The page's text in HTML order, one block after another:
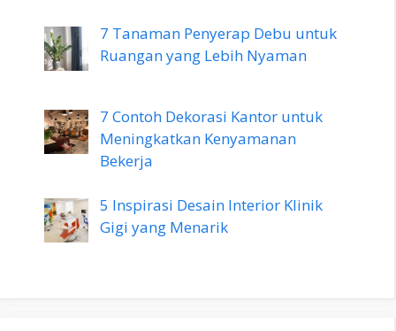
7 Tanaman Penyerap Debu untuk
Ruangan yang Lebih Nyaman
7 Contoh Dekorasi Kantor untuk
Meningkatkan Kenyamanan
Bekerja
5 Inspirasi Desain Interior Klinik
Gigi yang Menarik